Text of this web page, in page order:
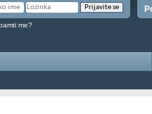
me?